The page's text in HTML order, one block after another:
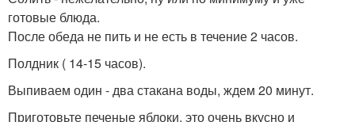
готовые блюда.
После обеда не пить и не есть в течение 2 часов.
Полдник ( 14-15 часов).
Выпиваем один - два стакана воды, ждем 20 минут.
Приготовьте печеные яблоки, это очень вкусно и